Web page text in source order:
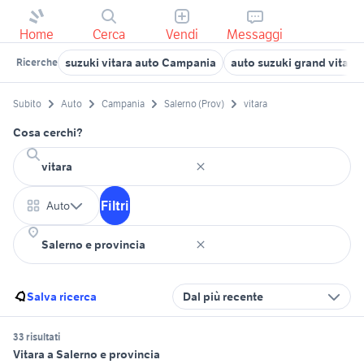
Home Cerca Vendi Messaggi
Ricerche suzuki vitara auto Campania auto suzuki grand vitara
Subito Auto Campania Salerno (Prov) vitara
Cosa cerchi?
Auto Filtri
Salva ricerca Dal più recente
33 risultati
Vitara a Salerno e provincia